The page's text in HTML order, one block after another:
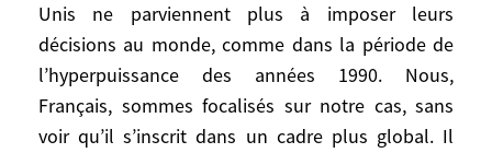
Unis ne parviennent plus à imposer leurs
décisions au monde, comme dans la période de
l’hyperpuissance des années 1990. Nous,
Français, sommes focalisés sur notre cas, sans
voir qu’il s’inscrit dans un cadre plus global. Il
Diriez-vous qu’il existe toujours une
culture de la diplomatie française ? Et que
la France a toujours sa place dans le
concert des nations ?